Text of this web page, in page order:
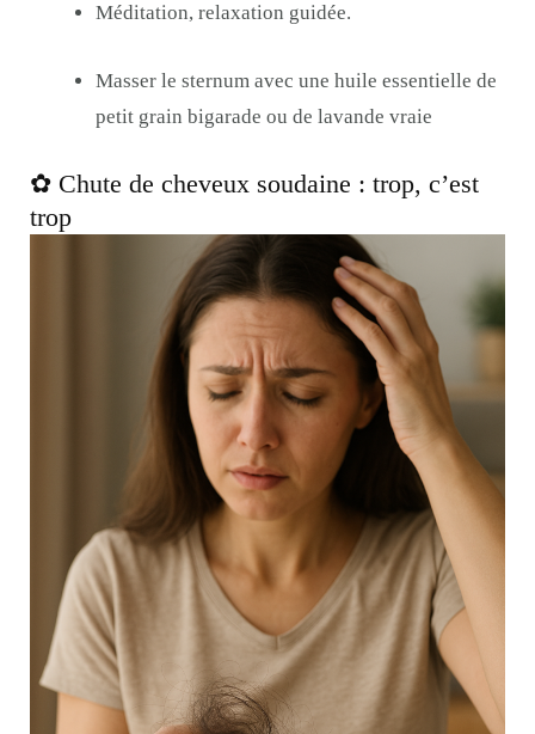
Méditation, relaxation guidée.
Masser le sternum avec une huile essentielle de
petit grain bigarade ou de lavande vraie
✿ Chute de cheveux soudaine : trop, c’est
trop